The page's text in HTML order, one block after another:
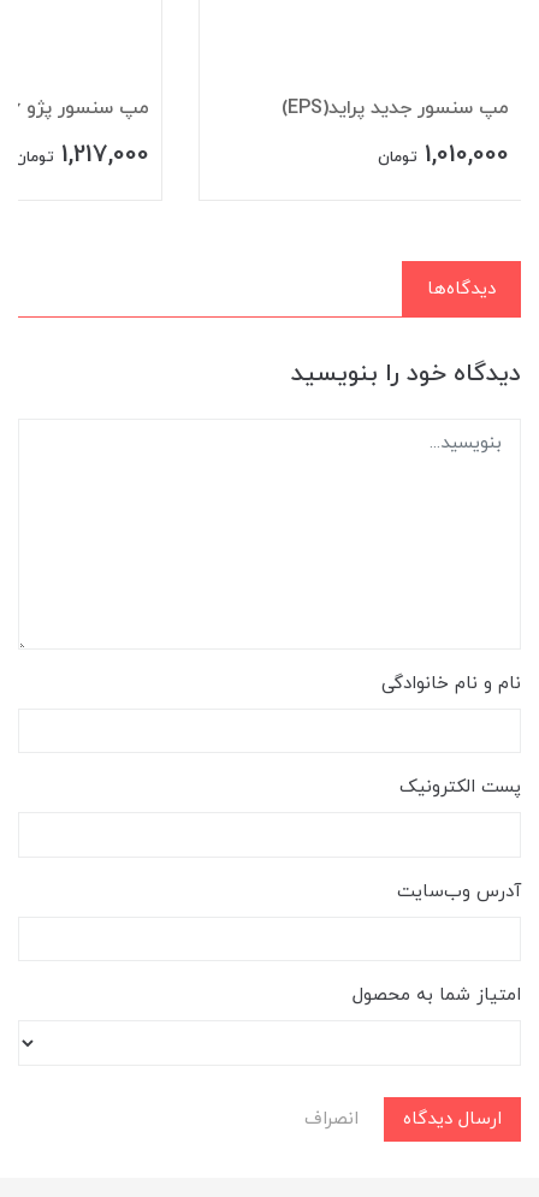
مپ سنسور جدید پراید(EPS)
1,010,000 تومان
مپ سنسور پژو 206(EPS)
1,217,000 تومان
دیدگاه‌ها
دیدگاه خود را بنویسید
نام و نام خانوادگی
پست الکترونیک
آدرس وب‌سایت
امتیاز شما به محصول
ارسال دیدگاه انصراف